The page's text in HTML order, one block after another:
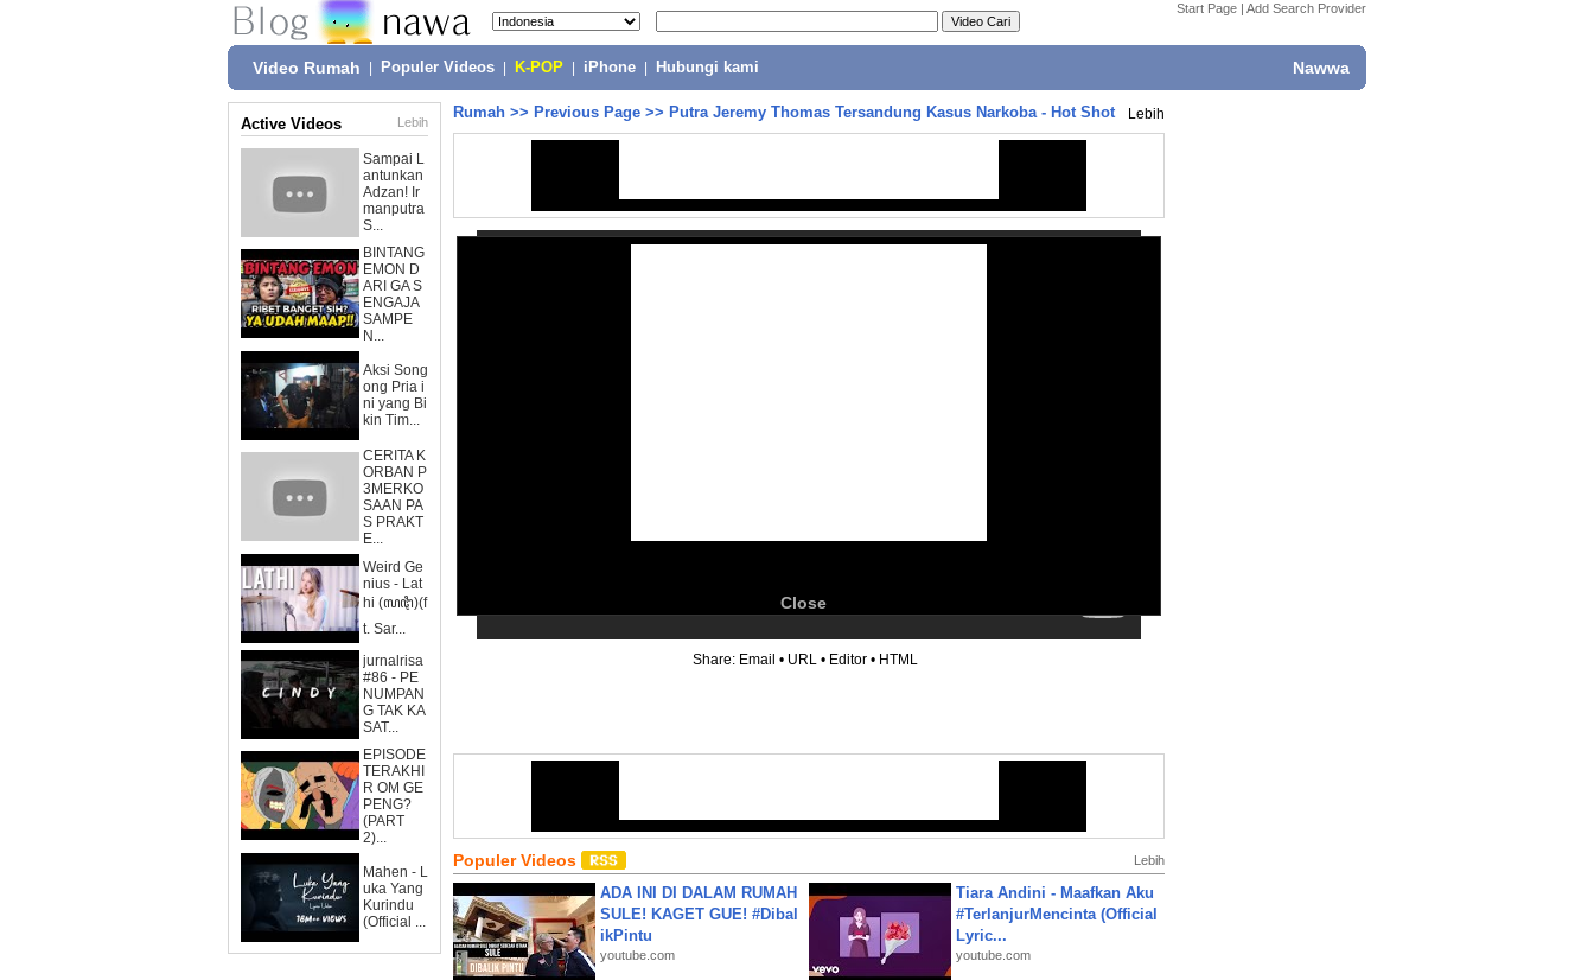
Start Page | Add Search Provider
Video Rumah Populer Videos K-POP iPhone Hubungi kami Nawwa
Active Videos Lebih
Sampai L
antunkan
Adzan! Ir
manputra
S...
BINTANG
EMON D
ARI GA S
ENGAJA
SAMPE
N...
Aksi Song
ong Pria i
ni yang Bi
kin Tim...
CERITA K
ORBAN P
3MERKO
SAAN PA
S PRAKT
E...
Weird Ge
nius - Lat
hi (ꦭꦛꦶ)(f
t. Sar...
jurnalrisa
#86 - PE
NUMPAN
G TAK KA
SAT...
EPISODE
TERAKHI
R OM GE
PENG?
(PART
2)...
Mahen - L
uka Yang
Kurindu
(Official ...
Rumah >> Previous Page >> Putra Jeremy Thomas Tersandung Kasus Narkoba - Hot Shot Lebih
Close
Share: Email • URL • Editor • HTML
Populer Videos Lebih
ADA INI DI DALAM RUMAH
SULE! KAGET GUE! #Dibal
ikPintu
youtube.com
Tiara Andini - Maafkan Aku
#TerlanjurMencinta (Official
Lyric...
youtube.com